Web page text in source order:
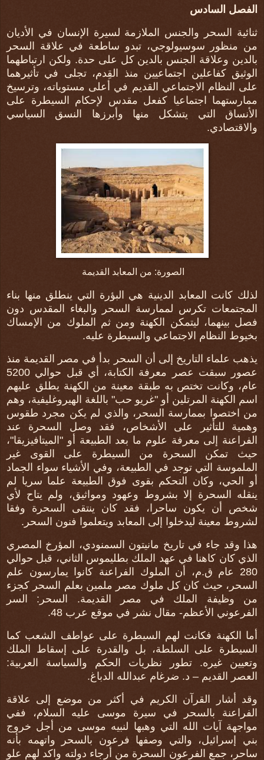
الفصل السادس
ثنائية السحر والجنس الملازمة لسيرة الإنسان في الأديان
من منظور سوسيولوجي، تبدو ساطعة في علاقة السحر
بالدين وعلاقة الجنس بالدين كل على حدة. ولكن ارتباطهما
الوثيق كفاعلين اجتماعيين منذ القِدم، تجلى في تأثيرهما
على النظام الاجتماعي القديم في أعلى مستوياته، وترسيخ
ممارستهما اجتماعيا كفعل مقدس لإحكام السيطرة على
الأنساق التي يتشكل منها وأبرزها النسق السياسي
والاقتصادي.
الصورة: من المعابد القديمة
لذلك كانت المعابد الدينية هي البؤرة التي ينطلق منها بناء
المجتمعات تكرس لممارسة السحر والبغاء المقدس دون
فصل بينهما، ليتمكن الكهنة ومن ثم الملوك من الإمساك
بخيوط النظام الاجتماعي والسيطرة عليه.
يذهب علماء التاريخ إلى أن السحر بدأ في مصر القديمة منذ
عصور سبقت عصر معرفة الكتابة، أي قبل حوالي 5200
عام، وكانت تختص به طبقة معينة من الكهنة يطلق عليهم
اسم الكهنة المرتلين أو "غريو حب" باللغة الهيروغليفية، وهم
من اختصوا بممارسة السحر، والذي لم يكن مجرد طقوس
وهمية للتأثير على الأشخاص، فقد وصل السحرة عند
الفراعنة إلى معرفة علوم ما بعد الطبيعة أو "الميتافيزيقا"،
حيث تمكن السحرة من السيطرة على القوى غير
الملموسة التي توجد في الطبيعة، وفي الأشياء سواء الجماد
أو الحي، وكان التحكم بقوى فوق الطبيعة علما سريا لم
ينقله السحرة إلا بشروط وعهود ومواثيق، ولم يتاح لأي
شخص أن يكون ساحرا، فقد كان ينتقى السحرة وفقا
لشروط معينة ليدخلوا إلى المعابد ويتعلموا فنون السحر.
هذا وقد جاء في تاريخ مانيتون السمنودي، المؤرخ المصري
الذي كان كاهنا في عهد الملك بطليموس الثاني، قبل حوالي
280 عام ق.م، أن الملوك الفراعنة كانوا يمارسون علم
السحر، حيث كان كل ملوك مصر ملمين بعلم السحر كجزء
من وظيفة الملك في مصر القديمة. السحر: السر
الفرعوني الأعظم- مقال نشر في موقع عرب 48.
أما الكهنة فكانت لهم السيطرة على عواطف الشعب كما
السيطرة على السلطة، بل والقدرة على إسقاط الملك
وتعيين غيره. تطور نظريات الحكم والسياسة العربية:
العصر القديم – د. ضرغام عبدالله الدباغ.
وقد أشار القرآن الكريم في أكثر من موضع إلى علاقة
الفراعنة بالسحر في سيرة موسى عليه السلام، ففي
مواجهة آيات الله التي وهبها لنبيه موسى من أجل خروج
بني إسرائيل، والتي وصفها فرعون بالسحر واتهمه بأنه
ساحر، جمع الفرعون السحرة من أرجاء دولته واكد لهم علو